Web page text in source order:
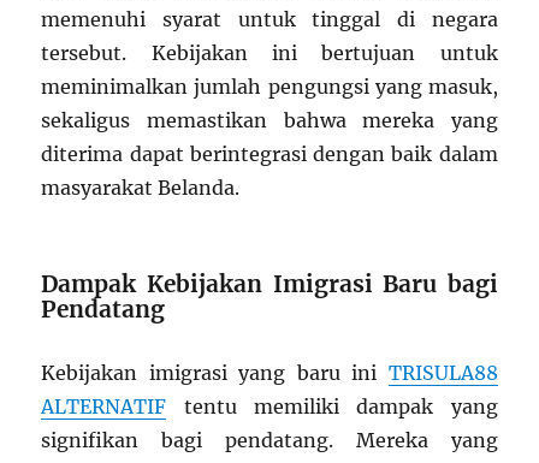
memenuhi syarat untuk tinggal di negara
tersebut. Kebijakan ini bertujuan untuk
meminimalkan jumlah pengungsi yang masuk,
sekaligus memastikan bahwa mereka yang
diterima dapat berintegrasi dengan baik dalam
masyarakat Belanda.
Dampak Kebijakan Imigrasi Baru bagi
Pendatang
Kebijakan imigrasi yang baru ini TRISULA88
ALTERNATIF tentu memiliki dampak yang
signifikan bagi pendatang. Mereka yang